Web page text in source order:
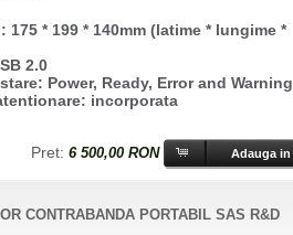
175 * 199 * 140mm (latime * lungime *
2.0
Power, Ready, Error and Warning
incorporata
Pret:6 500,00 RON
CONTRABANDA PORTABIL SAS R&D